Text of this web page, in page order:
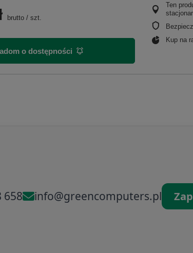
brutto/ szt.
o dostępności
Ten
Kup na
658 info@greencomputers.pl